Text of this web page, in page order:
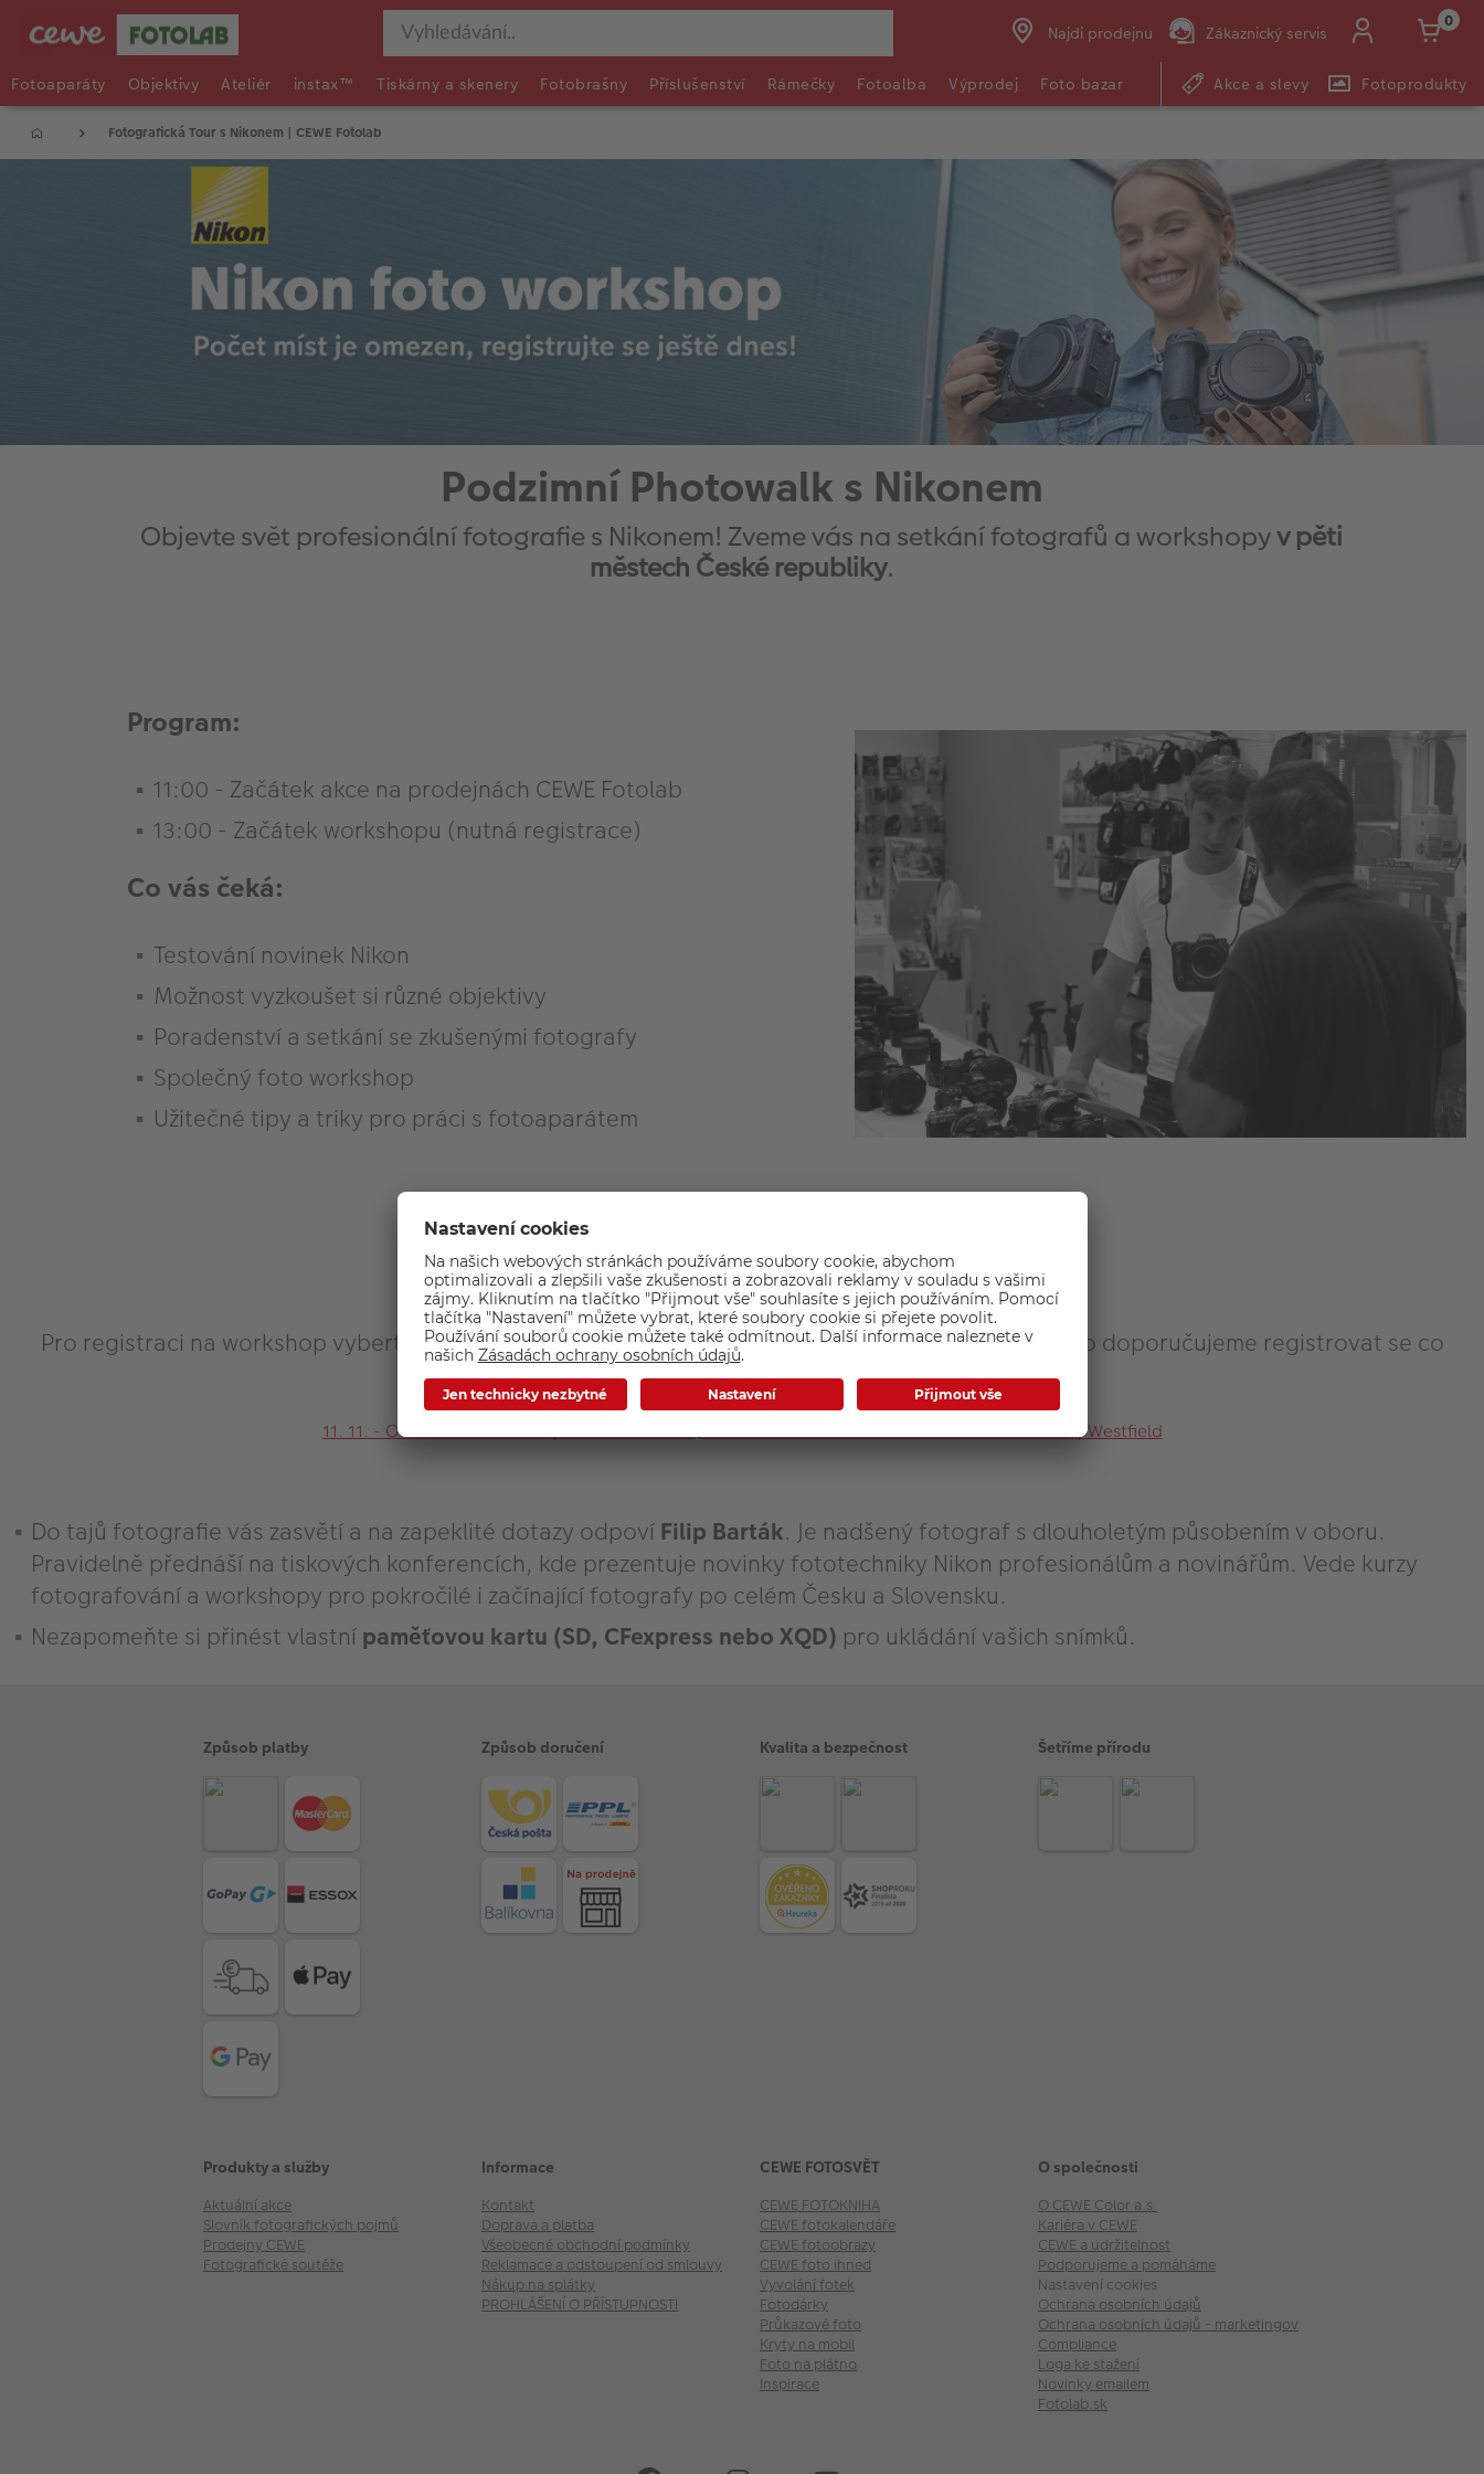
Najdi prodejnu Zákaznický servis
0
Fotoaparáty Objektivy Ateliér instax™ Tiskárny a skenery Fotobrašny Příslušenství Rámečky Fotoalba Výprodej Foto bazar Akce a slevy Fotoprodukty
Fotografická Tour s Nikonem | CEWE Fotolab
Podzimní Photowalk s Nikonem
Objevte svět profesionální fotografie s Nikonem! Zveme vás na setkání fotografů a workshopyv pěti
městech České republiky.
Program:
11:00 - Začátek akce na prodejnách CEWE Fotolab
13:00 - Začátek workshopu (nutná registrace)
Co vás čeká:
Testování novinek Nikon
Možnost vyzkoušet si různé objektivy
Poradenství a setkání se zkušenými fotografy
Společný foto workshop
Užitečné tipy a triky pro práci s fotoaparátem
Registrace
Pro registraci na workshop vyberte požadovaný termín a místo konání. Počet míst je omezen, proto doporučujeme registrovat se co
nejdříve.
11. 11. - Ostrava12. 11. - Brno/Kobližná13. 11. - Jihlava14. 11. - Pardubice15. 11. - Praha Chodov/Westfield
Do tajů fotografie vás zasvětí a na zapeklité dotazy odpoví Filip Barták. Je nadšený fotograf s dlouholetým působením v oboru.
Pravidelně přednáší na tiskových konferencích, kde prezentuje novinky fototechniky Nikon profesionálům a novinářům. Vede kurzy
fotografování a workshopy pro pokročilé i začínající fotografy po celém Česku a Slovensku.
Nezapomeňte si přinést vlastní paměťovou kartu (SD, CFexpress nebo XQD) pro ukládání vašich snímků.
Způsob platby Způsob doručení Kvalita a bezpečnost Šetříme přírodu
Produkty a služby
Aktuální akce
Slovník fotografických pojmů
Prodejny CEWE
Fotografické soutěže
Informace
Kontakt
Doprava a platba
Všeobecné obchodní podmínky
Reklamace a odstoupení od smlouvy
Nákup na splátky
PROHLÁŠENÍ O PŘÍSTUPNOSTI
CEWE FOTOSVĚT
CEWE FOTOKNIHA
CEWE fotokalendáře
CEWE fotoobrazy
CEWE foto ihned
Vyvolání fotek
Fotodárky
Průkazové foto
Kryty na mobil
Foto na plátno
Inspirace
O společnosti
O CEWE Color a.s.
Kariéra v CEWE
CEWE a udržitelnost
Podporujeme a pomáháme
Nastavení cookies
Ochrana osobních údajů
Ochrana osobních údajů - marketingové akce
Compliance
Loga ke stažení
Novinky emailem
Fotolab.sk